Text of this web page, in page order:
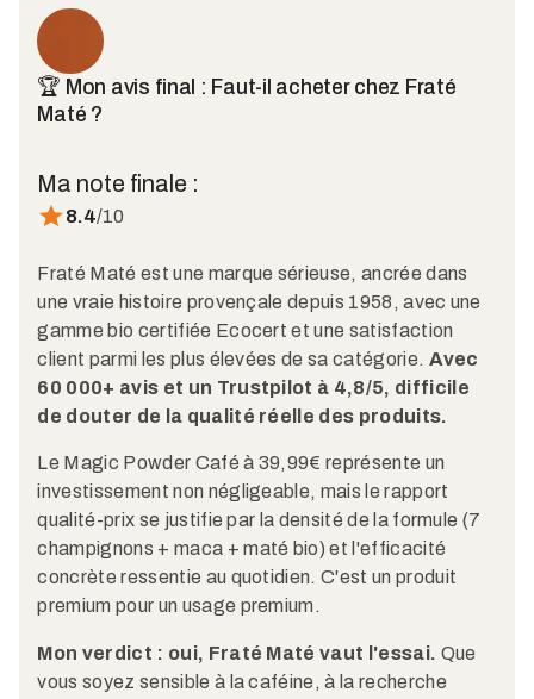
🏆 Mon avis final : Faut-il acheter chez Fraté
Maté ?
Ma note finale :
8.4/10
Fraté Maté est une marque sérieuse, ancrée dans
une vraie histoire provençale depuis 1958, avec une
gamme bio certifiée Ecocert et une satisfaction
client parmi les plus élevées de sa catégorie. Avec
60 000+ avis et un Trustpilot à 4,8/5, difficile
de douter de la qualité réelle des produits.
Le Magic Powder Café à 39,99€ représente un
investissement non négligeable, mais le rapport
qualité-prix se justifie par la densité de la formule (7
champignons + maca + maté bio) et l'efficacité
concrète ressentie au quotidien. C'est un produit
premium pour un usage premium.
Mon verdict : oui, Fraté Maté vaut l'essai. Que
vous soyez sensible à la caféine, à la recherche